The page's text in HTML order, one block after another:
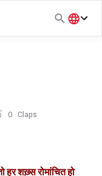
हिंदी
0 Claps
हर शख़्स रोमांचित हो